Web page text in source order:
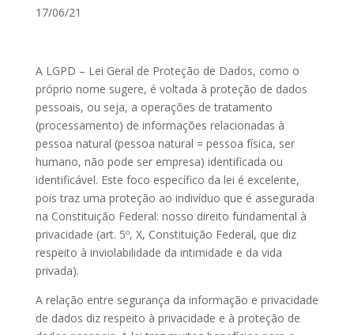
17/06/21
A LGPD – Lei Geral de Proteção de Dados, como o
próprio nome sugere, é voltada à proteção de dados
pessoais, ou seja, a operações de tratamento
(processamento) de informações relacionadas à
pessoa natural (pessoa natural = pessoa física, ser
humano, não pode ser empresa) identificada ou
identificável. Este foco específico da lei é excelente,
pois traz uma proteção ao indivíduo que é assegurada
na Constituição Federal: nosso direito fundamental à
privacidade (art. 5º, X, Constituição Federal, que diz
respeito à inviolabilidade da intimidade e da vida
privada).
A relação entre segurança da informação e privacidade
de dados diz respeito à privacidade e à proteção de